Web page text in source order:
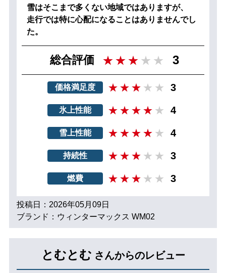
雪はそこまで多くない地域ではありますが、
走行では特に心配になることはありませんでし
た。
総合評価 3
価格満足度 3
氷上性能 4
雪上性能 4
持続性 3
燃費 3
投稿日：2026年05月09日
ブランド：ウィンターマックス WM02
とむとむ さんからのレビュー